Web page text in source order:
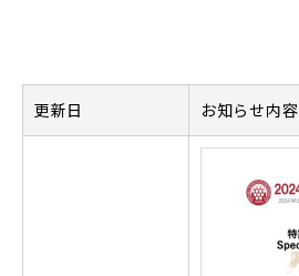
更新日 お知らせ内容